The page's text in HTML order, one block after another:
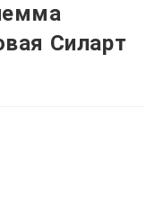
Силарт